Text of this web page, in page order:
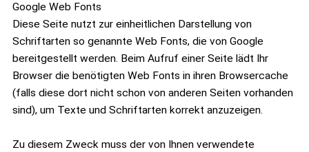
Google Web Fonts
Diese Seite nutzt zur einheitlichen Darstellung von
Schriftarten so genannte Web Fonts, die von Google
bereitgestellt werden. Beim Aufruf einer Seite lädt Ihr
Browser die benötigten Web Fonts in ihren Browsercache
(falls diese dort nicht schon von anderen Seiten vorhanden
sind), um Texte und Schriftarten korrekt anzuzeigen.
Zu diesem Zweck muss der von Ihnen verwendete